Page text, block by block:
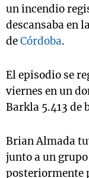
un incendio
descansaba en
deCórdoba.
El episodio se
viernes en un
Barkla 5.413 de
Brian Almada
junto a un
posteriormente